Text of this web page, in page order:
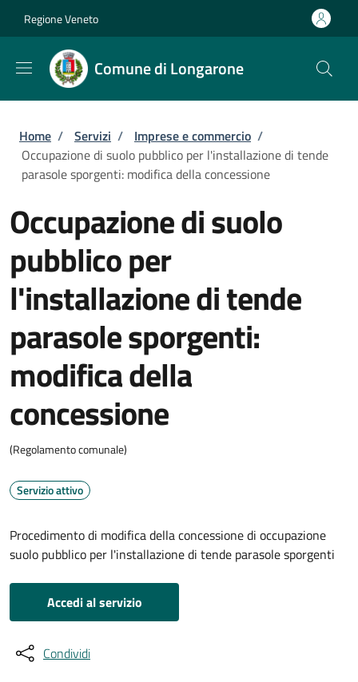
Regione Veneto
Comune di Longarone
Briciole di pane
Home / Servizi / Imprese e commercio /
Occupazione di suolo pubblico per l'installazione di tende
parasole sporgenti: modifica della concessione
Occupazione di suolo
pubblico per
l'installazione di tende
parasole sporgenti:
modifica della
concessione
(Regolamento comunale)
Servizio attivo
Procedimento di modifica della concessione di occupazione
suolo pubblico per l'installazione di tende parasole sporgenti
Accedi al servizio
Condividi